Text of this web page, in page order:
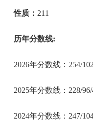
性质： 211
历年分数线:
2026年分数线：254/
2025年分数线：228/
2024年分数线：247/